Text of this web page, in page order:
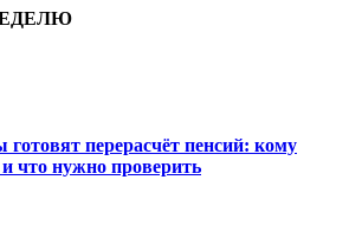
перерасчёт пенсий: кому
что нужно проверить